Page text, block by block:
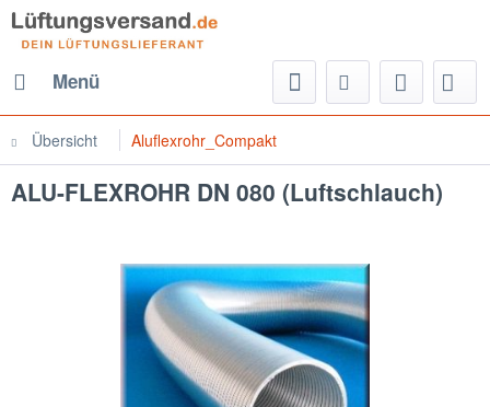
Menü
Übersicht Aluflexrohr_Compakt
ALU-FLEXROHR DN 080 (Luftschlauch)